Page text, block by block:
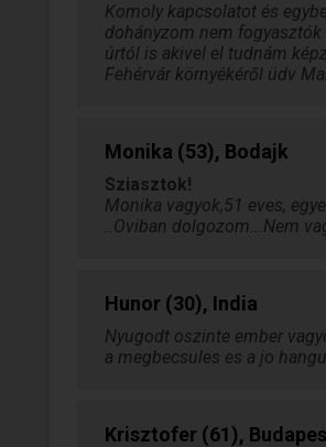
Komoly kapcsolatot és
dohányzom nem
úrtól is akivel el tudnám
Fehérvár környékéről üdv
Monika (53), Bodajk
Sziasztok!
Monika vagyok,51 eves,
..Oviban dolgozom...Nem
Hunor (30), India
Nyugodt oszinte ember
a megbecsules es a jo
Krisztofer (61),